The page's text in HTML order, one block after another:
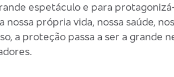
espetáculo e para
nossa própria vida, nossa saúde,
a proteção passa a ser a